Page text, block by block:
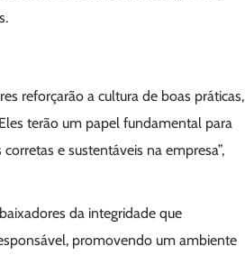
reforçarão a cultura de boas práticas,
terão um papel fundamental para
e sustentáveis na empresa”,
da integridade que
promovendo um ambiente